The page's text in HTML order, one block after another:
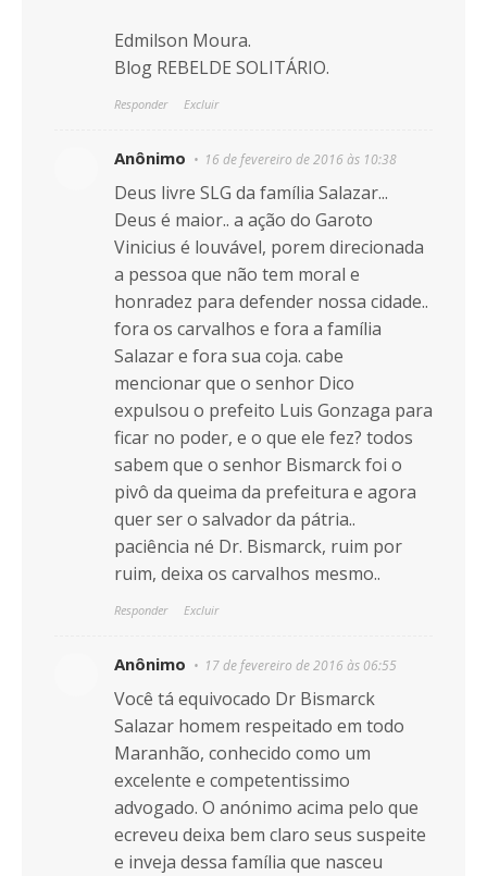
Edmilson Moura.
Blog REBELDE SOLITÁRIO.
Responder Excluir
Anônimo 16 de fevereiro de 2016 às 10:38
Deus livre SLG da família Salazar...
Deus é maior.. a ação do Garoto
Vinicius é louvável, porem direcionada
a pessoa que não tem moral e
honradez para defender nossa cidade..
fora os carvalhos e fora a família
Salazar e fora sua coja. cabe
mencionar que o senhor Dico
expulsou o prefeito Luis Gonzaga para
ficar no poder, e o que ele fez? todos
sabem que o senhor Bismarck foi o
pivô da queima da prefeitura e agora
quer ser o salvador da pátria..
paciência né Dr. Bismarck, ruim por
ruim, deixa os carvalhos mesmo..
Responder Excluir
Anônimo 17 de fevereiro de 2016 às 06:55
Você tá equivocado Dr Bismarck
Salazar homem respeitado em todo
Maranhão, conhecido como um
excelente e competentissimo
advogado. O anónimo acima pelo que
ecreveu deixa bem claro seus suspeite
e inveja dessa família que nasceu